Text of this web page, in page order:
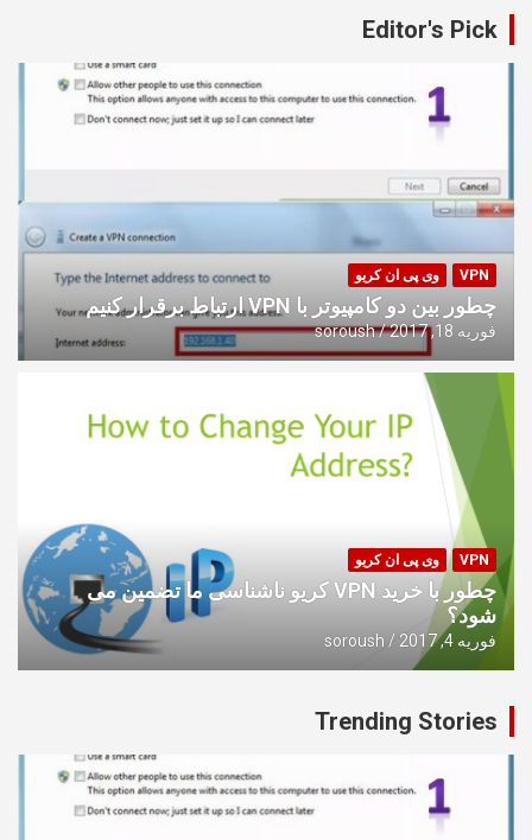
Editor's Pick
VPN وی پی ان کریو
چطور بین دو کامپیوتر با VPN ارتباط برقرار کنیم
فوریه 18, 2017 soroush
VPN وی پی ان کریو
چطور با خرید VPN کریو ناشناسی ما تضمین می
شود؟
فوریه 4, 2017 soroush
Trending Stories